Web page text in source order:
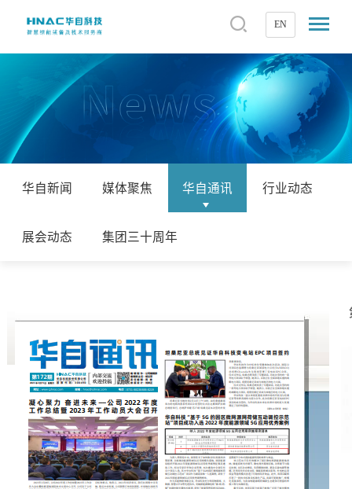
EN
华自新闻 媒体聚焦 华自通讯 行业动态
展会动态 集团三十周年